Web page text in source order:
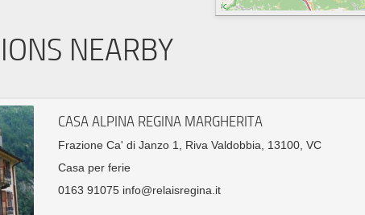
NEARBY
CASA ALPINA REGINA MARGHERITA
Frazione Ca' di Janzo 1, Riva Valdobbia, 13100, VC
Casa per ferie
0163 91075 info@relaisregina.it